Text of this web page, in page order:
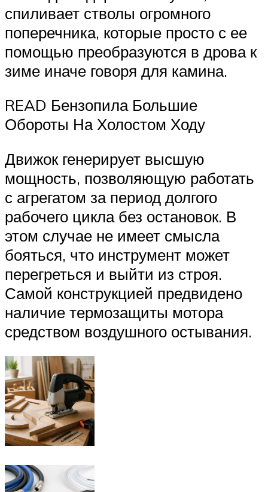
спиливает стволы огромного
поперечника, которые просто с ее
помощью преобразуются в дрова к
зиме иначе говоря для камина.
READ Бензопила Большие
Обороты На Холостом Ходу
Движок генерирует высшую
мощность, позволяющую работать
с агрегатом за период долгого
рабочего цикла без остановок. В
этом случае не имеет смысла
бояться, что инструмент может
перегреться и выйти из строя.
Самой конструкцией предвидено
наличие термозащиты мотора
средством воздушного остывания.